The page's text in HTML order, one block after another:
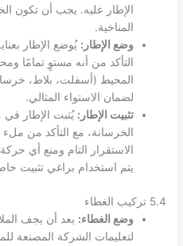
الإطار عليه. يجب أن تكون
المناخية.
وضع الإطار: يُوضع الإطار
التأكد من أنه مستوٍ تمامًا
المحيط (أسفلت، بلاط،
لضمان الاستواء المثالي.
تثبيت الإطار: يُثبت الإطار في
الخرسانة، مع التأكد من
الاستقرار التام ومنع أي
يتم استخدام براغي تثبيت
5.4 تركيب الغطاء
وضع الغطاء: بعد أن يجف
لتعليمات الشركة المصنعة